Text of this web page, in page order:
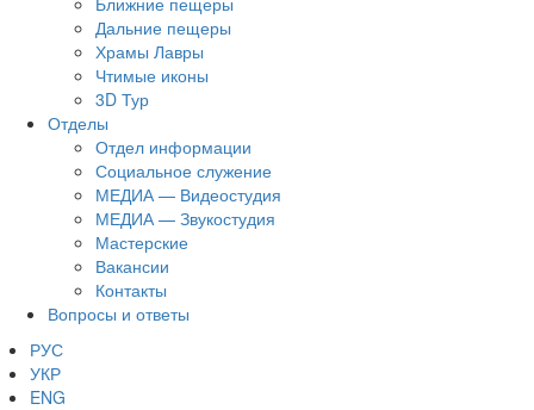
Дальние пещеры
Храмы Лавры
Чтимые иконы
3D Тур
Отделы
Отдел информации
Социальное служение
МЕДИА — Видеостудия
МЕДИА — Звукостудия
Мастерские
Вакансии
Контакты
Вопросы и ответы
РУС
УКР
ENG